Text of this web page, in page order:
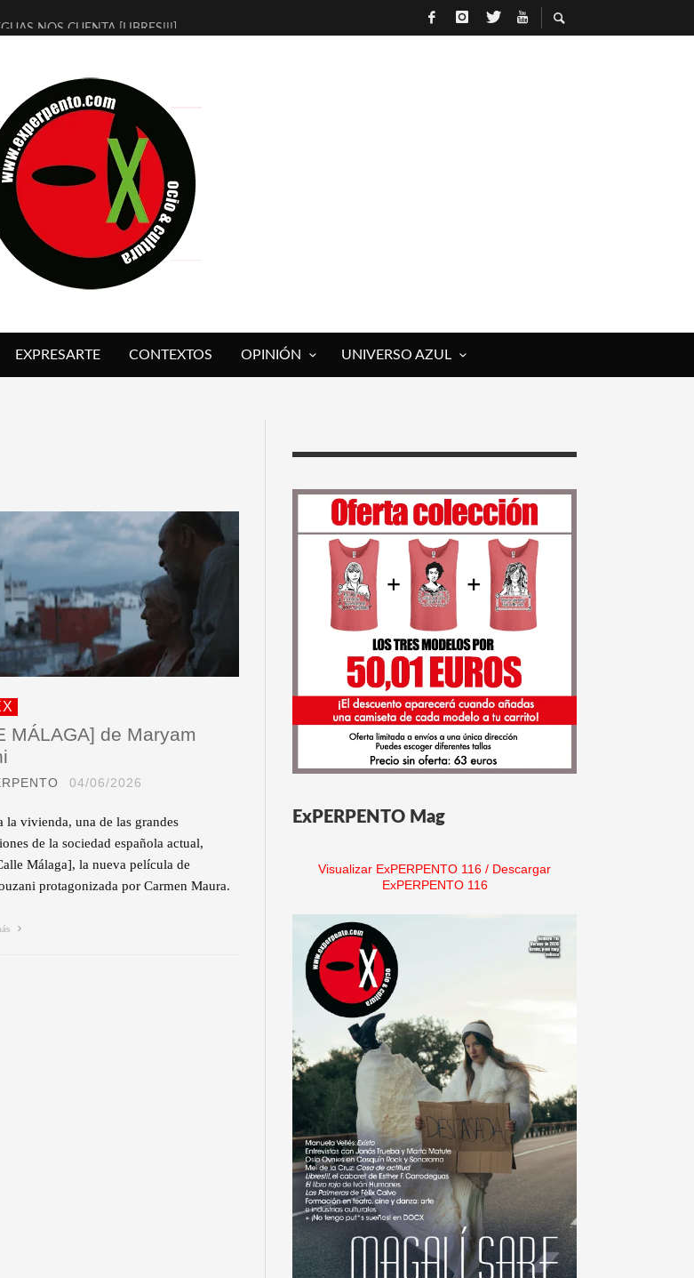
NOS CUENTA [LIBRES!!!]
JUAN GUERRERO ZAMORA
DEL DIRECTOR TEATRAL CLAUDIO TOLCACHIR
DE LA KATARSIS DEL TOMATAZO
#EXVITA
[BITÁCORA 3.0] EN EXVITA
EN EXVITA [RELATIVA SENCILLEZ]
INTERPRETANDO A SERRAT
EXPRESARTE CONTEXTOS OPINIÓN UNIVERSO AZUL
MÁLAGA] de Maryam
04/06/2026
la vivienda, una de las grandes
de la sociedad española actual,
Málaga], la nueva película de
protagonizada por Carmen Maura.
ExPERPENTO Mag
Visualizar ExPERPENTO 116 / Descargar
ExPERPENTO 116